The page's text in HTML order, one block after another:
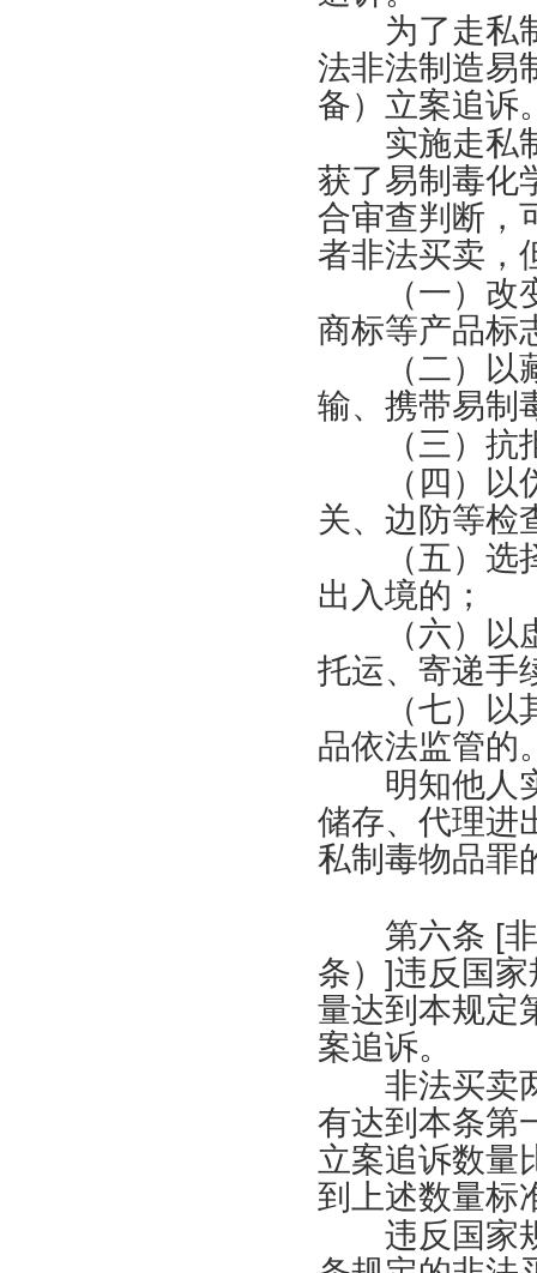
为了走私制
法非法制造易
备）立案追诉
实施走私制
获了易制毒化
合审查判断，
者非法买卖，
（一）改变
商标等产品标
（二）以藏
输、携带易制
（三）抗拒
（四）以伪
关、边防等检
（五）选择
出入境的；
（六）以虚
托运、寄递手
（七）以其
品依法监管的
明知他人实
储存、代理进
私制毒物品罪
第六条 [
条） ]违反国
量达到本规定
案追诉。
非法买卖两
有达到本条第
立案追诉数量
到上述数量标
违反国家规